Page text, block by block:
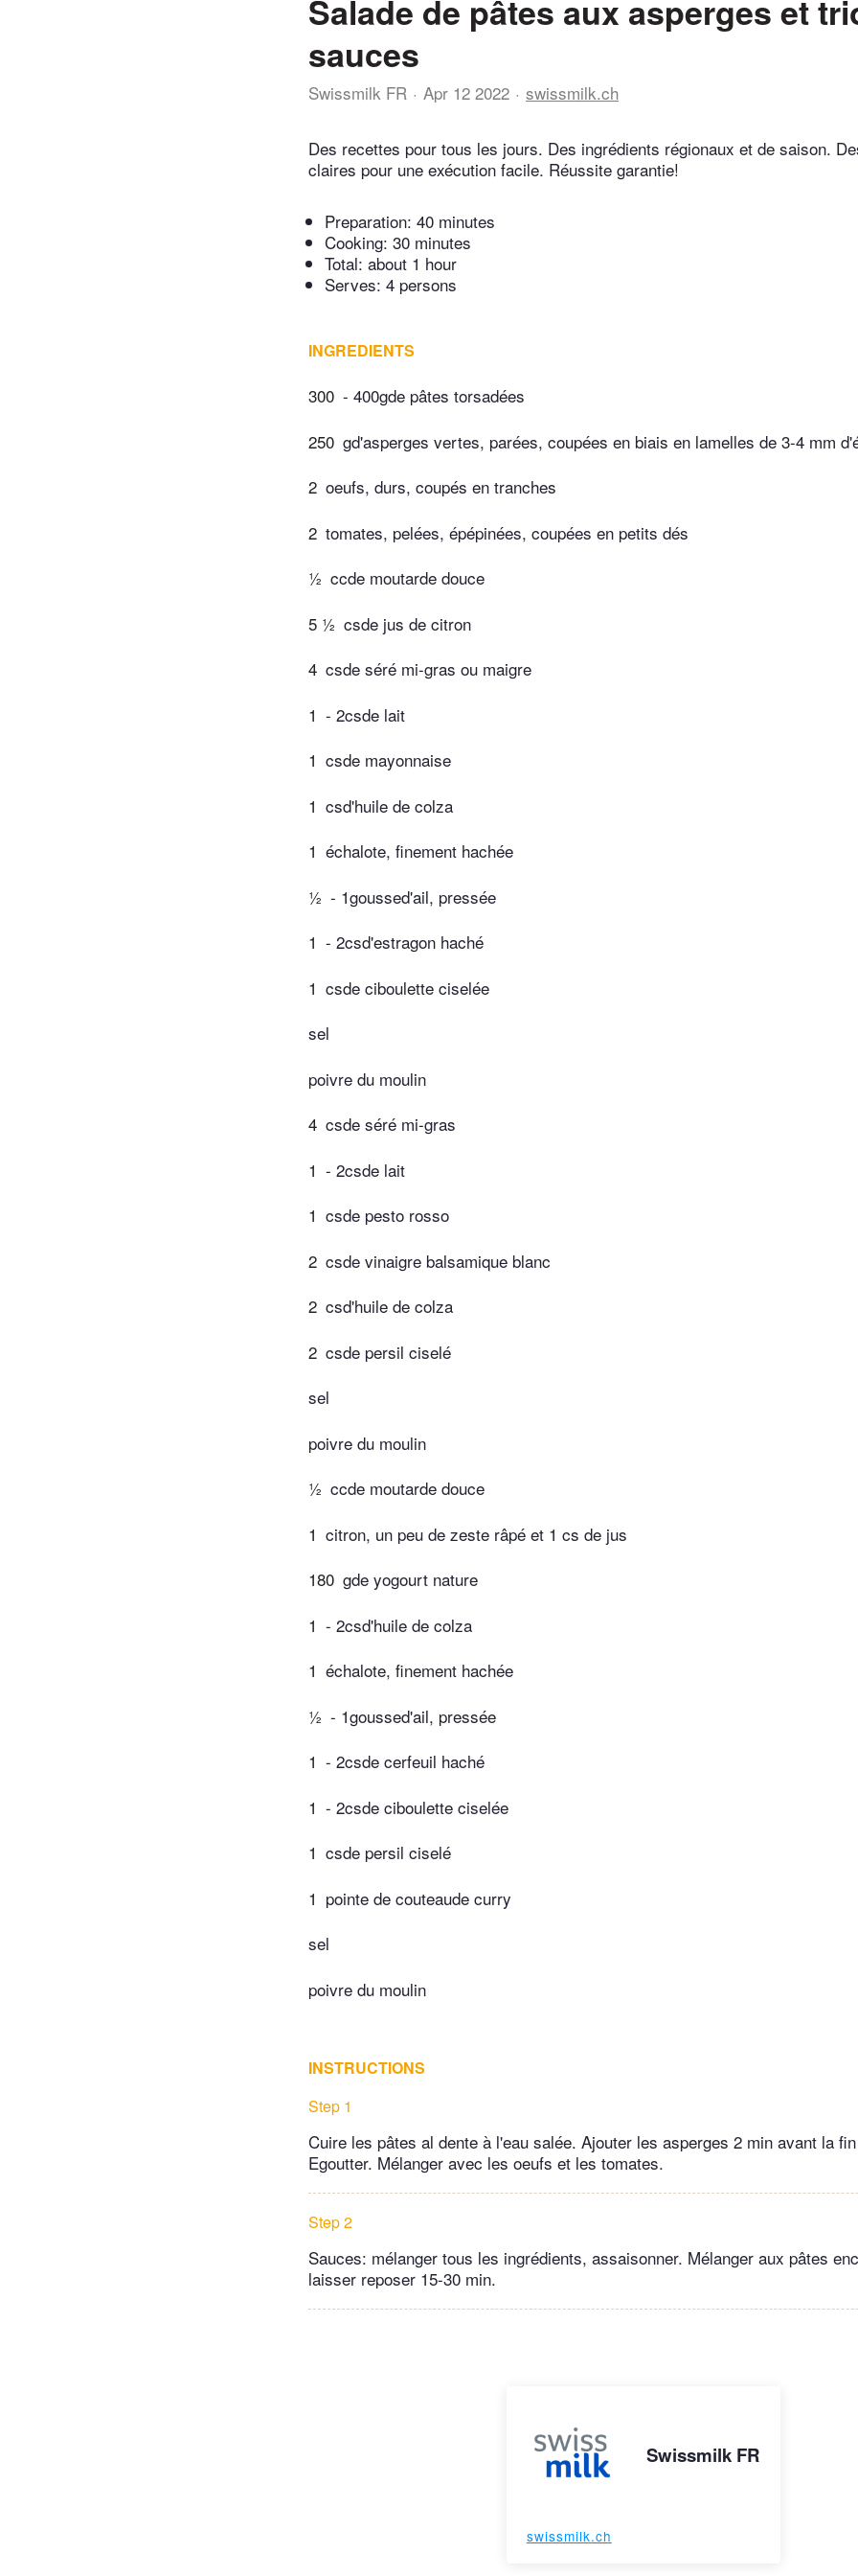
Salade de pâtes aux asperges et
sauces
Swissmilk FR Apr 12 2022 swissmilk.ch
Des recettes pour tous les jours. Des ingrédients régionaux et de saison.
claires pour une exécution facile. Réussite garantie!
Preparation: 40 minutes
Cooking: 30 minutes
Total: about 1 hour
Serves: 4 persons
INGREDIENTS
300 - 400gde pâtes torsadées
250 gd'asperges vertes, parées, coupées en biais en lamelles de 3-4 mm
2 oeufs, durs, coupés en tranches
2 tomates, pelées, épépinées, coupées en petits dés
½ ccde moutarde douce
5 ½ csde jus de citron
4 csde séré mi-gras ou maigre
1 - 2csde lait
1 csde mayonnaise
1 csd'huile de colza
1 échalote, finement hachée
½ - 1goussed'ail, pressée
1 - 2csd'estragon haché
1 csde ciboulette ciselée
sel
poivre du moulin
4 csde séré mi-gras
1 - 2csde lait
1 csde pesto rosso
2 csde vinaigre balsamique blanc
2 csd'huile de colza
2 csde persil ciselé
sel
poivre du moulin
½ ccde moutarde douce
1 citron, un peu de zeste râpé et 1 cs de jus
180 gde yogourt nature
1 - 2csd'huile de colza
1 échalote, finement hachée
½ - 1goussed'ail, pressée
1 - 2csde cerfeuil haché
1 - 2csde ciboulette ciselée
1 csde persil ciselé
1 pointe de couteaude curry
sel
poivre du moulin
INSTRUCTIONS
Step 1
Cuire les pâtes al dente à l'eau salée. Ajouter les asperges 2 min avant la
Egoutter. Mélanger avec les oeufs et les tomates.
Step 2
Sauces: mélanger tous les ingrédients, assaisonner. Mélanger aux pâtes
laisser reposer 15-30 min.
Swissmilk FR
swissmilk.ch